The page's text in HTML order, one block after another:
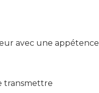
avec une
transmettre